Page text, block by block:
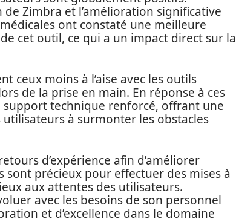
Zimbra et l’amélioration significative
ont constaté une meilleure
cet outil, ce qui a un impact direct sur la
ceux moins à l’aise avec les outils
de la prise en main. En réponse à ces
support technique renforcé, offrant une
à surmonter les obstacles
d’expérience afin d’améliorer
précieux pour effectuer des mises à
aux attentes des utilisateurs.
avec les besoins de son personnel
et d’excellence dans le domaine